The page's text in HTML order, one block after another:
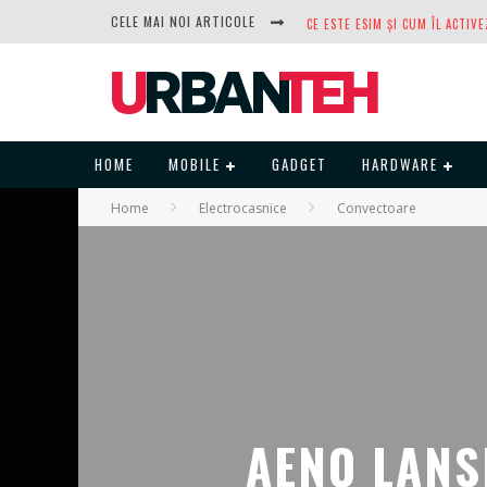
CELE MAI NOI ARTICOLE
DUPĂ ANI DE REFUZURI,
HOME MOBILE GADGET HARDWARE
Home Electrocasnice Convectoare
AENO